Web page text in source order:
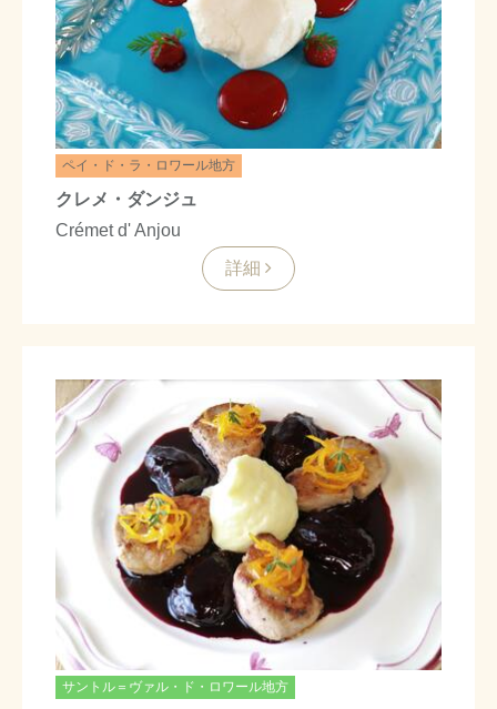
ペイ・ド・ラ・ロワール地方
クレメ・ダンジュ
Crémet d' Anjou
詳細
サントル＝ヴァル・ド・ロワール地方